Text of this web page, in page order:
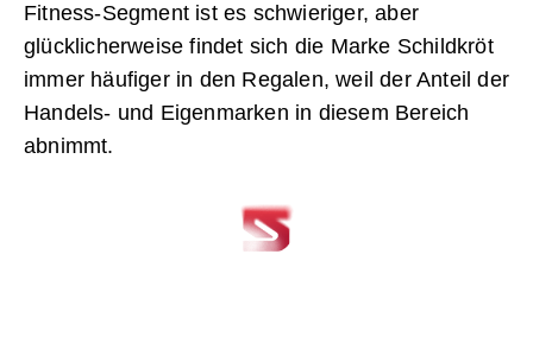
Fitness-Segment ist es schwieriger, aber
glücklicherweise findet sich die Marke Schildkröt
immer häufiger in den Regalen, weil der Anteil der
Handels- und Eigenmarken in diesem Bereich
abnimmt.